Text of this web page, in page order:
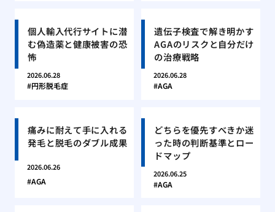
個人輸入代行サイトに潜
む偽造薬と健康被害の恐
怖
2026.06.28
円形脱毛症
遺伝子検査で解き明かす
AGAのリスクと自分だけ
の治療戦略
2026.06.28
AGA
痛みに耐えて手に入れる
発毛と脱毛のダブル成果
2026.06.26
AGA
どちらを優先すべきか迷
った時の判断基準とロー
ドマップ
2026.06.25
AGA